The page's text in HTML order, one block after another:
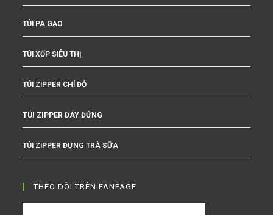
TÚI PA GẠO
TÚI XỐP SIÊU THỊ
TÚI ZIPPER CHỈ ĐỎ
TÚI ZIPPER ĐÁY ĐỨNG
TÚI ZIPPER ĐỰNG TRÀ SỮA
THEO DÕI TRÊN FANPAGE